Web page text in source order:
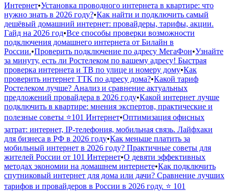
Интернет•Установка проводного интернета в квартире: что
нужно знать в 2026 году?•Как найти и подключить самый
дешёвый домашний интернет: провайдеры, тарифы, акции.
Гайд на 2026 год•Все способы проверки возможности
подключения домашнего интернета от Билайн в
России.•Проверить подключение по адресу МегаФон•Узнайте
за минуту, есть ли Ростелеком по вашему адресу! Быстрая
проверка интернета и ТВ по улице и номеру дому•Как
проверить интернет ТТК по адресу дома?•Какой тариф
Ростелеком лучше? Анализ и сравнение актуальных
предложений провайдера в 2026 году•Какой интернет лучше
подключить в квартире: мнения экспертов, практические и
полезные советы ⭐️101 Интернет•Оптимизация офисных
затрат: интернет, IP-телефония, мобильная связь. Лайфхаки
для бизнеса в РФ в 2026 году•Как меньше платить за
мобильный интернет в 2026 году? Практичные советы для
жителей России от 101 Интернет•О девяти эффективных
методах экономии на домашнем интернете•Как подключить
спутниковый интернет для дома или дачи? Сравнение лучших
тарифов и провайдеров в России в 2026 году. ⭐ 101